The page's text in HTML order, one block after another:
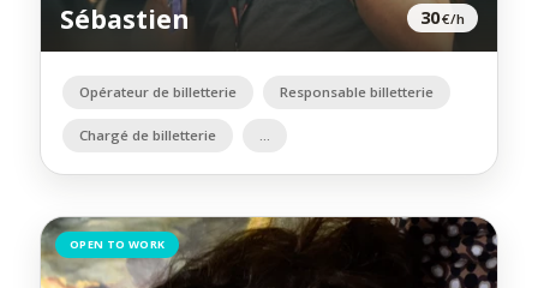
Sébastien 30€/h
Opérateur de billetterie Responsable billetterie
Chargé de billetterie
OPEN TO WORK